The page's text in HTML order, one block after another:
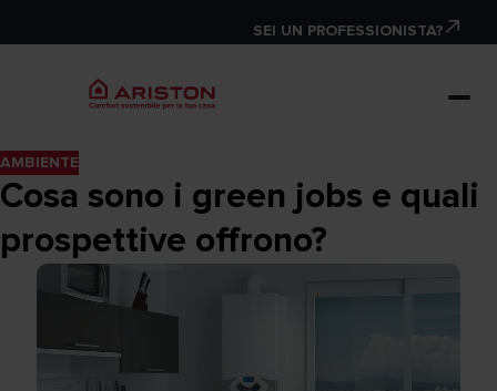
SEI UN PROFESSIONISTA?
AMBIENTE
Cosa sono i green jobs e quali
prospettive offrono?